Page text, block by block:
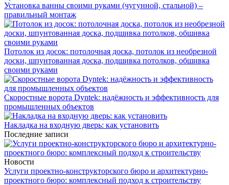
Установка ванны своими руками (чугунной, стальной) –
правильный монтаж
Потолок из досок: потолочная доска, потолок из необрезной
доски, шпунтованная доска, подшивка потолков, обшивка
своими руками
Скоростные ворота Dyntek: надёжность и эффективность для
промышленных объектов
Накладка на входную дверь: как установить
Последние записи
Новости
Услуги проектно-конструкторского бюро и архитектурно-
проектного бюро: комплексный подход к строительству